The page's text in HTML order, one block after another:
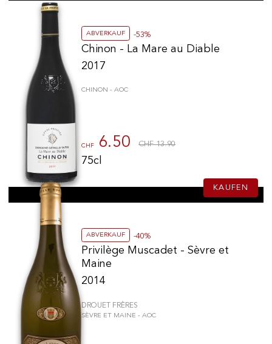
ABVERKAUF -53%
Chinon - La Mare au Diable
2017
CHINON - AOC
CHF 6.50 CHF 13.90
75cl
KAUFEN
ABVERKAUF -40%
Privilège Muscadet - Sèvre et
Maine
2014
DROUET FRÈRES
SÈVRE ET MAINE - AOC